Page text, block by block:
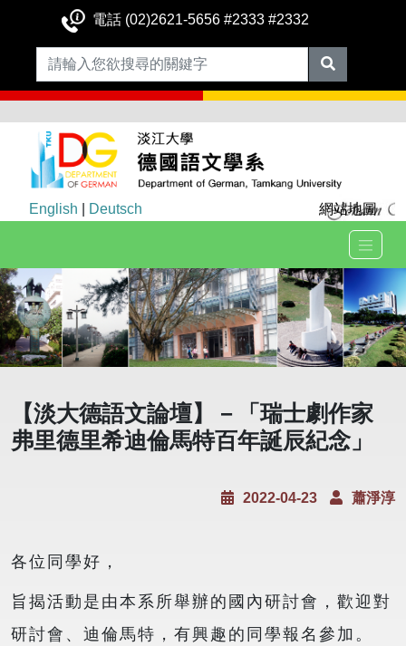
電話 (02)2621-5656 #2333 #2332
English Deutsch 網站地圖
【淡大德語文論壇】－「瑞士劇作家
弗里德里希迪倫馬特百年誕辰紀念」
2022-04-23 蕭淨淳
各位同學好，
旨揭活動是由本系所舉辦的國內研討會，歡迎對
研討會、迪倫馬特，有興趣的同學報名參加。